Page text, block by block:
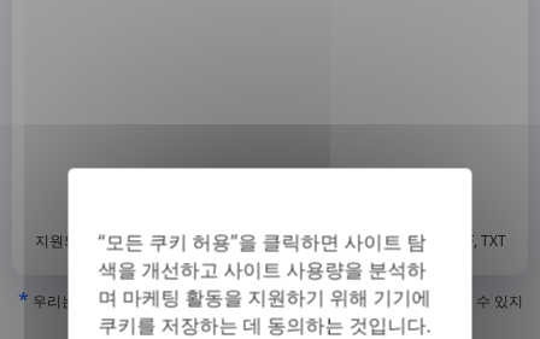
“모든 쿠키 허용”을 클릭하면 사이트 탐
색을 개선하고 사이트 사용량을 분석하
며 마케팅 활동을 지원하기 위해 기기에
쿠키를 저장하는 데 동의하는 것입니다.
지원되는 형식 : DOC, DOCX, ODT, PDF*, CSV, PPTX, XLSX, XLS, RTF, TXT
* 우리는 '진짜' 또는 디지털로 생성된 PDF와 검색 가능한 PDF만 번역할 수 있지
만, '이미지 전용' 또는 스캔된 PDF는 번역할 수 없습니다